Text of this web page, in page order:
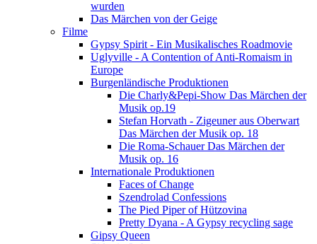
wurden
Das Märchen von der Geige
Filme
Gypsy Spirit - Ein Musikalisches Roadmovie
Uglyville - A Contention of Anti-Romaism in
Europe
Burgenländische Produktionen
Die Charly&Pepi-Show Das Märchen der
Musik op.19
Stefan Horvath - Zigeuner aus Oberwart
Das Märchen der Musik op. 18
Die Roma-Schauer Das Märchen der
Musik op. 16
Internationale Produktionen
Faces of Change
Szendrolad Confessions
The Pied Piper of Hützovina
Pretty Dyana - A Gypsy recycling sage
Gipsy Queen